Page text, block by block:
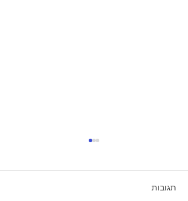
תגובות